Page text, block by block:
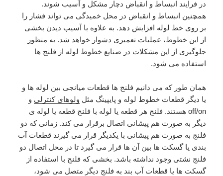
در فرایند انبساط و انقباض دچار مشکل و آسیب شوند.
همچنین انبساط و انقباض در محل خمیدگی می تواند فشار را
بر روی خط لوله افزایش دهد. به علاوه با آسیب دیدن بخشی
از این خطوط، عملیات تعمیری دشوار خواهد شد. به منظور
جلوگیری از این مشکلات در صنایع خطوط لوله از فلنج ها
استفاده می شود.
همان طور که می دانیم فلنج ها قطعات میانجی بین لوله ها و
یا دیگر قطعات خطوط لوله و پایپینگ مثل ولوهای کنترلی و
off/on هستند. فلنج هر قطعه یا لوله با فلنج قطعه یا لوله ی
دیگر به صورت هم پیشانی اتصال برقرار می کند. زمانی که دو
فلنج به صورت هم پیشانی با یکدیگر قرار می گیرند قطعات آب
بندی یا گسکت ها بین آن ها قرار می گیرد تا در محل اتصال دو
فلنج نشتی وجود نداشته باشد. بخشی که فلنج با استفاده از
گسکت ها یا قطعات آب بند به فلنج دیگر متصل می شود،